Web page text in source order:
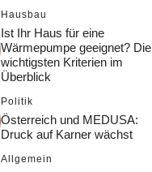
Hausbau
Ist Ihr Haus für eine
Wärmepumpe geeignet? Die
wichtigsten Kriterien im
Überblick
Politik
Österreich und MEDUSA:
Druck auf Karner wächst
Allgemein